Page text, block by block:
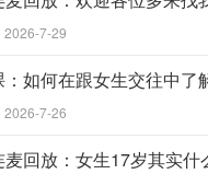
2026-7-29
2026-7-26